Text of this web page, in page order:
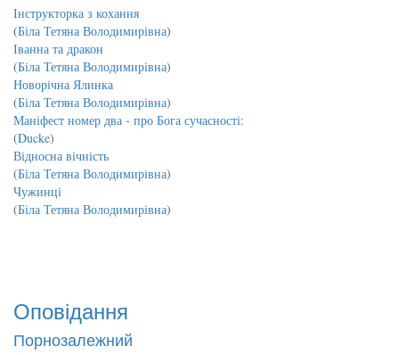
Інструкторка з кохання
(Біла Тетяна Володимирівна)
Іванна та дракон
(Біла Тетяна Володимирівна)
Новорічна Ялинка
(Біла Тетяна Володимирівна)
Маніфест номер два - про Бога сучасності:
(Ducke)
Відносна вічність
(Біла Тетяна Володимирівна)
Чужинці
(Біла Тетяна Володимирівна)
Оповідання
Порнозалежний